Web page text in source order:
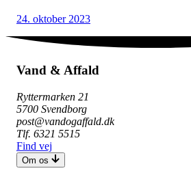
24. oktober 2023
Vand & Affald
Ryttermarken 21
5700 Svendborg
post@vandogaffald.dk
Tlf. 6321 5515
Find vej
Om os